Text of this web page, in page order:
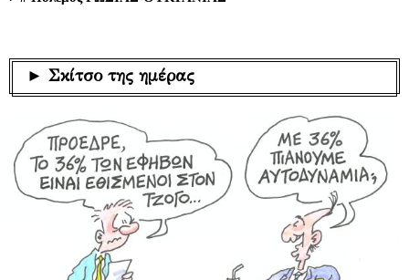
► Σκίτσο της ημέρας